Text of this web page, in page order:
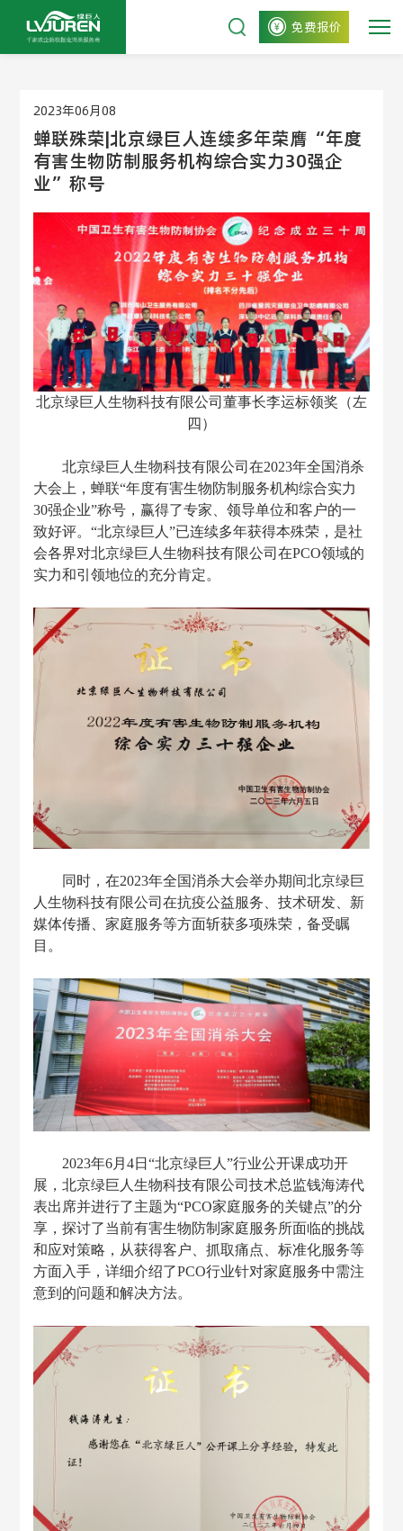
免费报价
2023年06月08
蝉联殊荣|北京绿巨人连续多年荣膺“年度
有害生物防制服务机构综合实力30强企
业”称号
北京绿巨人生物科技有限公司董事长李运标领奖（左
四）
北京绿巨人生物科技有限公司在2023年全国消杀
大会 上，蝉联“年度有害生物防制服务机构综合实力
30强企业”称号 ， 赢得了专家、领导单位和客户的一
致好评。“北京绿巨人”已连续多年获得本殊荣，是社
会各界对北京绿巨人生物科技有限公司在PCO领域的
实力和引领地位的充分肯定。
同时，在2023年全国消杀大会举办期间北京绿巨
人生物科技有限公司在抗疫公益服务、技术研发、新
媒体传播、家庭服务等方面斩获多项殊荣，备受瞩
目。
2023年6月4日“北京绿巨人”行业公开课成功开
展，北京绿巨人生物科技有限公司技术总监钱海涛代
表出席并进行了主题为“PCO家庭服务的关键点”的分
享，探讨了当前有害生物防制家庭服务所面临的挑战
和应对策略，从获得客户、抓取痛点、标准化服务等
方面入手，详细介绍了PCO行业针对家庭服务中需注
意到的问题和解决方法。